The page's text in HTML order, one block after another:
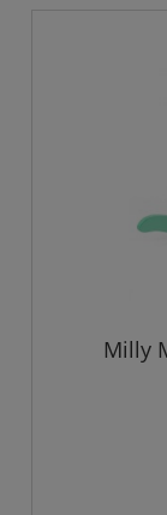
Milly